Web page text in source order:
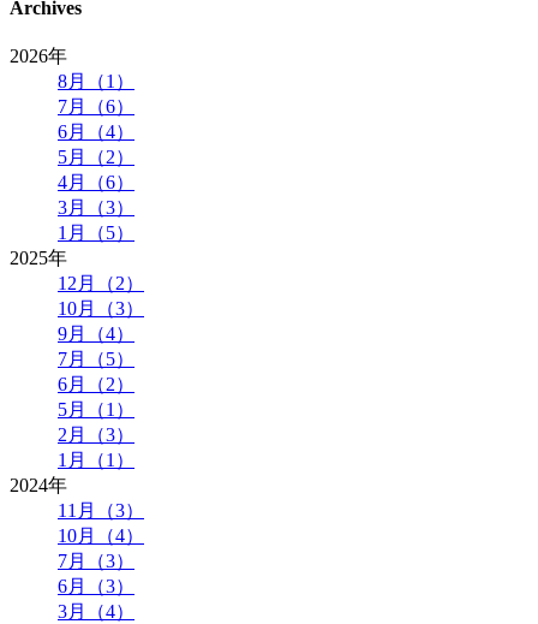
Archives
2026年
8月（1）
7月（6）
6月（4）
5月（2）
4月（6）
3月（3）
1月（5）
2025年
12月（2）
10月（3）
9月（4）
7月（5）
6月（2）
5月（1）
2月（3）
1月（1）
2024年
11月（3）
10月（4）
7月（3）
6月（3）
3月（4）